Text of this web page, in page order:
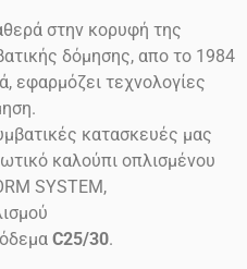
στην κορυφή της
δόμησης, απο το 1984
εφαρμόζει τεχνολογίες
κατασκευές μας
καλούπι οπλισμένου
SYSTEM,
C25/30.